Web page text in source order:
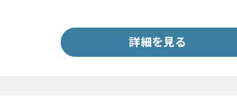
詳細を見る